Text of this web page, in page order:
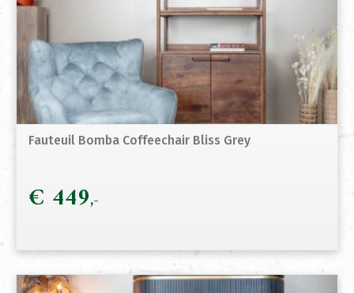
Fauteuil Bomba Coffeechair Bliss Grey
€ 449